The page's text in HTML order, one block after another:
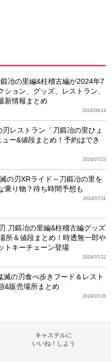
鍛冶の里編&柱稽古編が2024年7
ション、グッズ、レストラン、
新情報まとめ
2024/06/14
刃レストラン「刀鍛冶の里ひょ
ー&値段まとめ！予約はでき
2024/07/23
の刃XRライド～刀鍛冶の里を
乗り物？待ち時間予想も
2024/07/11
刀鍛冶の里編&柱稽古編グッズ
所＆値段まとめ！時透無一郎や
トキーチェーン登場
2024/07/22
滅の刃食べ歩きフード＆レスト
&販売場所まとめ
2024/07/26
キャステルに
いいね！しよう